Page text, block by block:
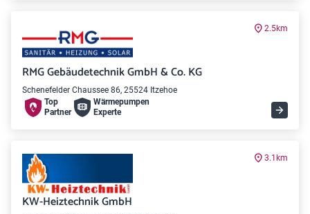
2.5km
RMG Gebäudetechnik GmbH & Co. KG
Schenefelder Chaussee 86, 25524 Itzehoe
Top
Partner
Wärme­pumpen
Experte
3.1km
KW-Heiztechnik GmbH